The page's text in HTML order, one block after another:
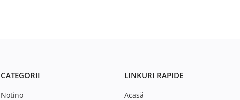
CATEGORII
Notino
LINKURI RAPIDE
Acasă